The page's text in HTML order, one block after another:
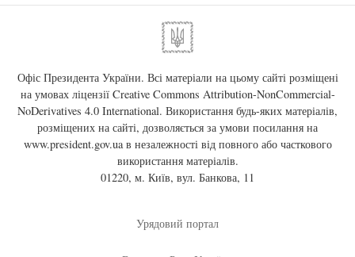
Офіс Президента України. Всі матеріали на цьому сайті розміщені
на умовах ліцензії Creative Commons Attribution-NonCommercial-
NoDerivatives 4.0 International. Використання будь-яких матеріалів,
розміщених на сайті, дозволяється за умови посилання на
www.president.gov.uaв незалежності від повного або часткового
використання матеріалів.
01220, м. Київ, вул. Банкова, 11
Урядовий портал